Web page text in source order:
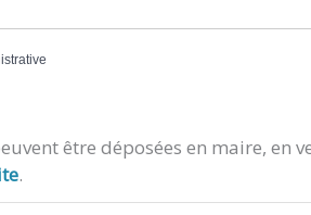
être déposées en maire, en
.